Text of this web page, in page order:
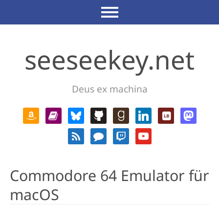
seeseekey.net
Deus ex machina
Commodore 64 Emulator für
macOS